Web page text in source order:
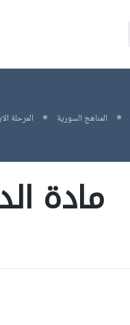
المناهج السورية المرحلة
مادة